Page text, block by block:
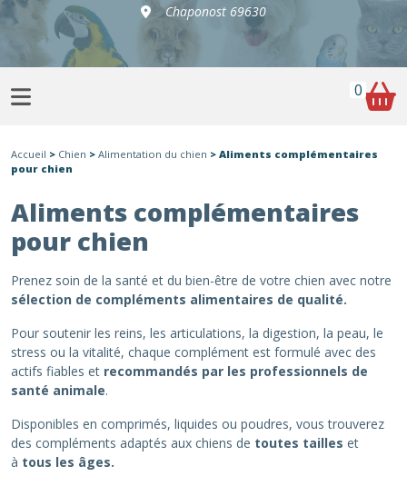
Chaponost 69630
0
Accueil > Chien > Alimentation du chien > Aliments complémentaires
pour chien
Aliments complémentaires
pour chien
Prenez soin de la santé et du bien-être de votre chien avec notre
sélection de compléments alimentaires de qualité.
Pour soutenir les reins, les articulations, la digestion, la peau, le
stress ou la vitalité, chaque complément est formulé avec des
actifs fiables et recommandés par les professionnels de
santé animale.
Disponibles en comprimés, liquides ou poudres, vous trouverez
des compléments adaptés aux chiens de toutes tailles et
à tous les âges.